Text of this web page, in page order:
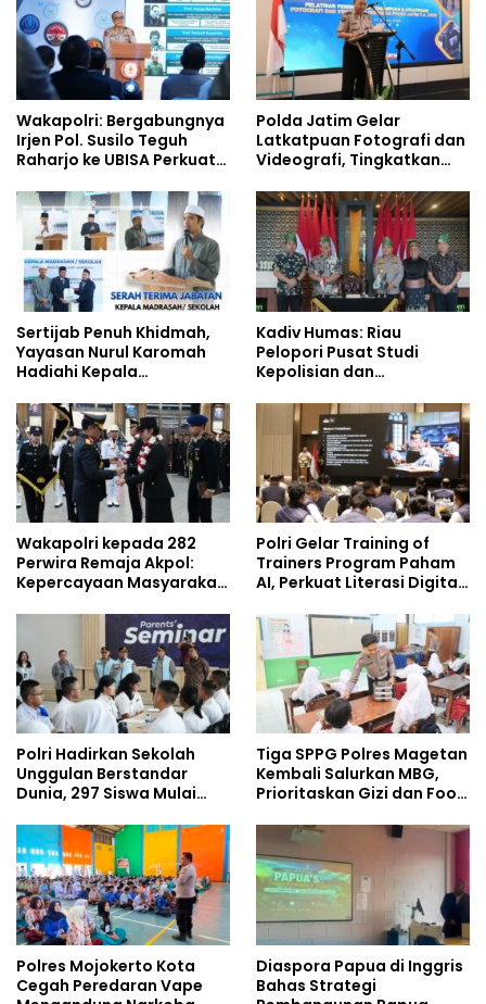
Wakapolri: Bergabungnya
Irjen Pol. Susilo Teguh
Raharjo ke UBISA Perkuat
Studi Kepolisian
Polda Jatim Gelar
Latkatpuan Fotografi dan
Videografi, Tingkatkan
Era Digital
Sertijab Penuh Khidmah,
Yayasan Nurul Karomah
Hadiahi Kepala
Umrah
Kadiv Humas: Riau
Pelopori Pusat Studi
Kepolisian dan
Policing Masuki Babak
Wakapolri kepada 282
Perwira Remaja Akpol:
Kepercayaan Masyarakat
Polri Gelar Training of
Trainers Program Paham
AI, Perkuat Literasi Digital
Polri Hadirkan Sekolah
Unggulan Berstandar
Dunia, 297 Siswa Mulai
Tiga SPPG Polres Magetan
Kembali Salurkan MBG,
Prioritaskan Gizi dan Food
Polres Mojokerto Kota
Cegah Peredaran Vape
Diaspora Papua di Inggris
Bahas Strategi